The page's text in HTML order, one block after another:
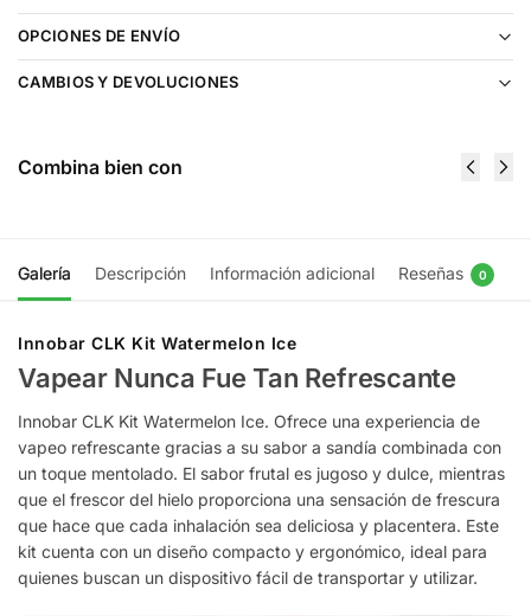
OPCIONES DE ENVÍO
CAMBIOS Y DEVOLUCIONES
Combina bien con
Galería Descripción Información adicional Reseñas 0
Innobar CLK Kit Watermelon Ice
Vapear Nunca Fue Tan Refrescante
Innobar CLK Kit Watermelon Ice. Ofrece una experiencia de
vapeo refrescante gracias a su sabor a sandía combinada con
un toque mentolado. El sabor frutal es jugoso y dulce, mientras
que el frescor del hielo proporciona una sensación de frescura
que hace que cada inhalación sea deliciosa y placentera. Este
kit cuenta con un diseño compacto y ergonómico, ideal para
quienes buscan un dispositivo fácil de transportar y utilizar.